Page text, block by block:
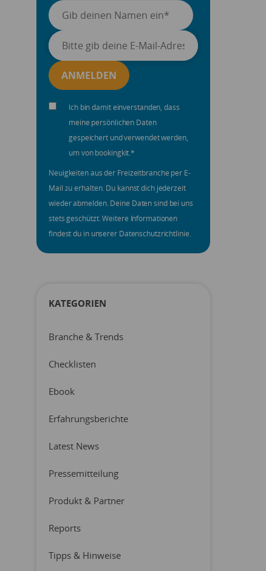
Ich bin damit einverstanden, dass
meine persönlichen Daten
gespeichert und verwendet werden,
um von bookingkit.*
Neuigkeiten aus der Freizeitbranche per E-
Mail zu erhalten. Du kannst dich jederzeit
wieder abmelden. Deine Daten sind bei uns
stets geschützt. Weitere Informationen
findest du in unserer Datenschutzrichtlinie.
KATEGORIEN
Branche & Trends
Checklisten
Ebook
Erfahrungsberichte
Latest News
Pressemitteilung
Produkt & Partner
Reports
Tipps & Hinweise